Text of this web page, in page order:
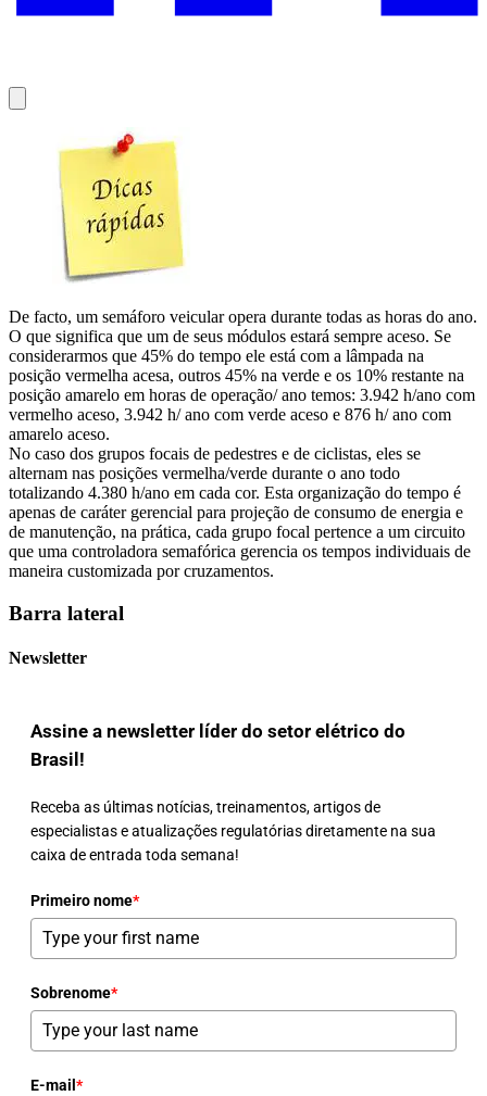
De facto, um semáforo veicular opera durante todas as horas do ano.
O que significa que um de seus módulos estará sempre aceso. Se
considerarmos que 45% do tempo ele está com a lâmpada na
posição vermelha acesa, outros 45% na verde e os 10% restante na
posição amarelo em horas de operação/ ano temos: 3.942 h/ano com
vermelho aceso, 3.942 h/ ano com verde aceso e 876 h/ ano com
amarelo aceso.
No caso dos grupos focais de pedestres e de ciclistas, eles se
alternam nas posições vermelha/verde durante o ano todo
totalizando 4.380 h/ano em cada cor. Esta organização do tempo é
apenas de caráter gerencial para projeção de consumo de energia e
de manutenção, na prática, cada grupo focal pertence a um circuito
que uma controladora semafórica gerencia os tempos individuais de
maneira customizada por cruzamentos.
Barra lateral
Newsletter
Assine a newsletter líder do setor elétrico do
Brasil!
Receba as últimas notícias, treinamentos, artigos de
especialistas e atualizações regulatórias diretamente na sua
caixa de entrada toda semana!
Primeiro nome*
Sobrenome*
E-mail *